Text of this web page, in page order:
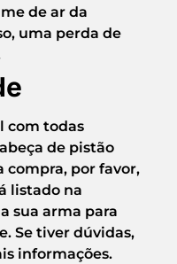
de ar da
uma perda de
com todas
de pistão
compra, por favor,
listado na
sua arma para
Se tiver dúvidas,
informações.